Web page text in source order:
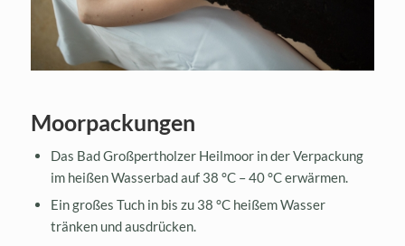
Moorpackungen
Das Bad Großpertholzer Heilmoor in der Verpackung
im heißen Wasserbad auf 38 °C – 40 °C erwärmen.
Ein großes Tuch in bis zu 38 °C heißem Wasser
tränken und ausdrücken.